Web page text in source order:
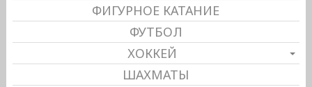
ФИГУРНОЕ КАТАНИЕ
ФУТБОЛ
ХОККЕЙ
ШАХМАТЫ